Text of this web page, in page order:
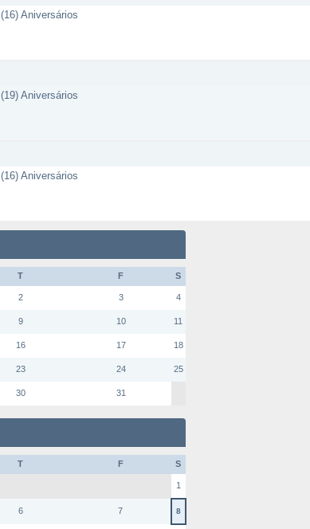
(16) Aniversários
(19) Aniversários
(16) Aniversários
T F S
2 3 4
9 10 11
16 17 18
23 24 25
30 31
T F S
1
6 7 8